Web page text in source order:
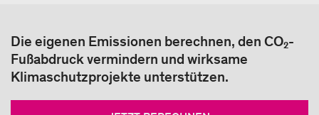
Die eigenen Emissionen berechnen, den CO₂-
Fußabdruck vermindern und wirksame
Klimaschutzprojekte unterstützen.